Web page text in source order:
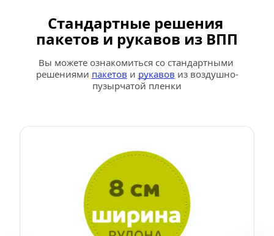
Стандартные решения
пакетов и рукавов из ВПП
Вы можете ознакомиться со стандартными
решениями пакетов и рукавов из воздушно-
пузырчатой пленки